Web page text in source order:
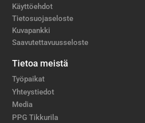
Käyttöehdot
Tietosuojaseloste
Kuvapankki
Saavutettavuusseloste
Tietoa meistä
Työpaikat
Yhteystiedot
Media
PPG Tikkurila